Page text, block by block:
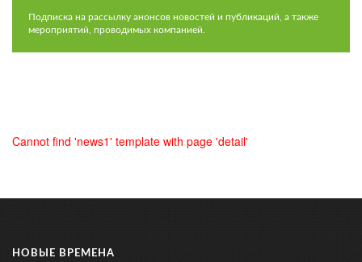
Подписка на рассылку анонсов новостей и публикаций, а также
мероприятий, проводимых компанией.
Cannot find 'news1' template with page 'detail'
НОВЫЕ ВРЕМЕНА